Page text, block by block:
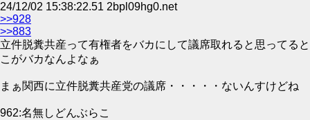
24/12/02 15:38:22.51 2bpl09hg0.net
>>928
>>883
立件脱糞共産って有権者をバカにして議席取れると思ってると
こがバカなんよなぁ
まぁ関西に立件脱糞共産党の議席・・・・・ないんすけどね
962:名無しどんぶらこ